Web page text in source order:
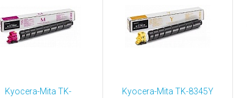
Kyocera-Mita TK-
Kyocera-Mita TK-8345Y